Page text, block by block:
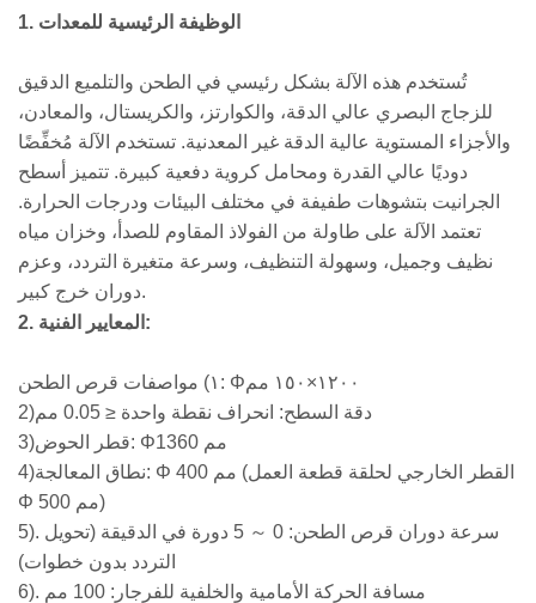
1. الوظيفة الرئيسية للمعدات
تُستخدم هذه الآلة بشكل رئيسي في الطحن والتلميع الدقيق
للزجاج البصري عالي الدقة، والكوارتز، والكريستال، والمعادن،
والأجزاء المستوية عالية الدقة غير المعدنية. تستخدم الآلة مُخفِّضًا
دوديًا عالي القدرة ومحامل كروية دفعية كبيرة. تتميز أسطح
الجرانيت بتشوهات طفيفة في مختلف البيئات ودرجات الحرارة.
تعتمد الآلة على طاولة من الفولاذ المقاوم للصدأ، وخزان مياه
نظيف وجميل، وسهولة التنظيف، وسرعة متغيرة التردد، وعزم
دوران خرج كبير.
2. المعايير الفنية:
١) مواصفات قرص الطحن: Φ١٢٠٠×١٥٠ مم
2)
دقة السطح: انحراف نقطة واحدة ≤ 0.05 مم
3)
قطر الحوض: Φ1360 مم
4)نطاق المعالجة: Φ 400 مم (القطر الخارجي لحلقة قطعة العمل
Φ 500 مم)
5) . سرعة دوران قرص الطحن: 0 ～
5 دورة في الدقيقة (تحويل
التردد بدون خطوات)
6)
. مسافة الحركة الأمامية والخلفية للفرجار: 100 مم